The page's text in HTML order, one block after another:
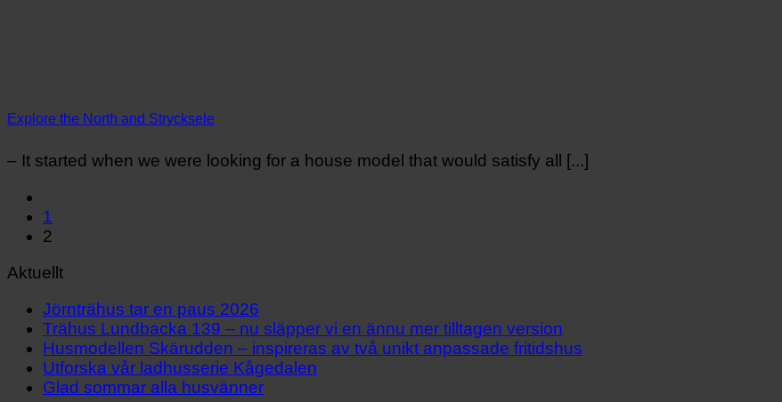
Explore the North and Strycksele
– It started when we were looking for a house model that would satisfy all [...]
1
2
Aktuellt
Jörnträhus tar en paus 2026
Trähus Lundbacka 139 – nu släpper vi en ännu mer tilltagen version
Husmodellen Skärudden – inspireras av två unikt anpassade fritidshus
Utforska vår ladhusserie Kågedalen
Glad sommar alla husvänner